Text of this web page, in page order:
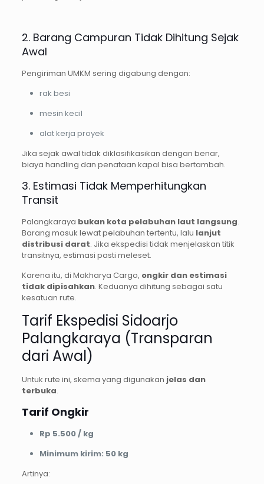
2. Barang Campuran Tidak Dihitung Sejak
Awal
Pengiriman UMKM sering digabung dengan:
rak besi
mesin kecil
alat kerja proyek
Jika sejak awal tidak diklasifikasikan dengan benar,
biaya handling dan penataan kapal bisa bertambah.
3. Estimasi Tidak Memperhitungkan
Transit
Palangkaraya bukan kota pelabuhan laut langsung.
Barang masuk lewat pelabuhan tertentu, lalu lanjut
distribusi darat. Jika ekspedisi tidak menjelaskan titik
transitnya, estimasi pasti meleset.
Karena itu, di Makharya Cargo, ongkir dan estimasi
tidak dipisahkan. Keduanya dihitung sebagai satu
kesatuan rute.
Tarif Ekspedisi Sidoarjo
Palangkaraya (Transparan
dari Awal)
Untuk rute ini, skema yang digunakan jelas dan
terbuka.
Tarif Ongkir
Rp 5.500 / kg
Minimum kirim: 50 kg
Artinya: